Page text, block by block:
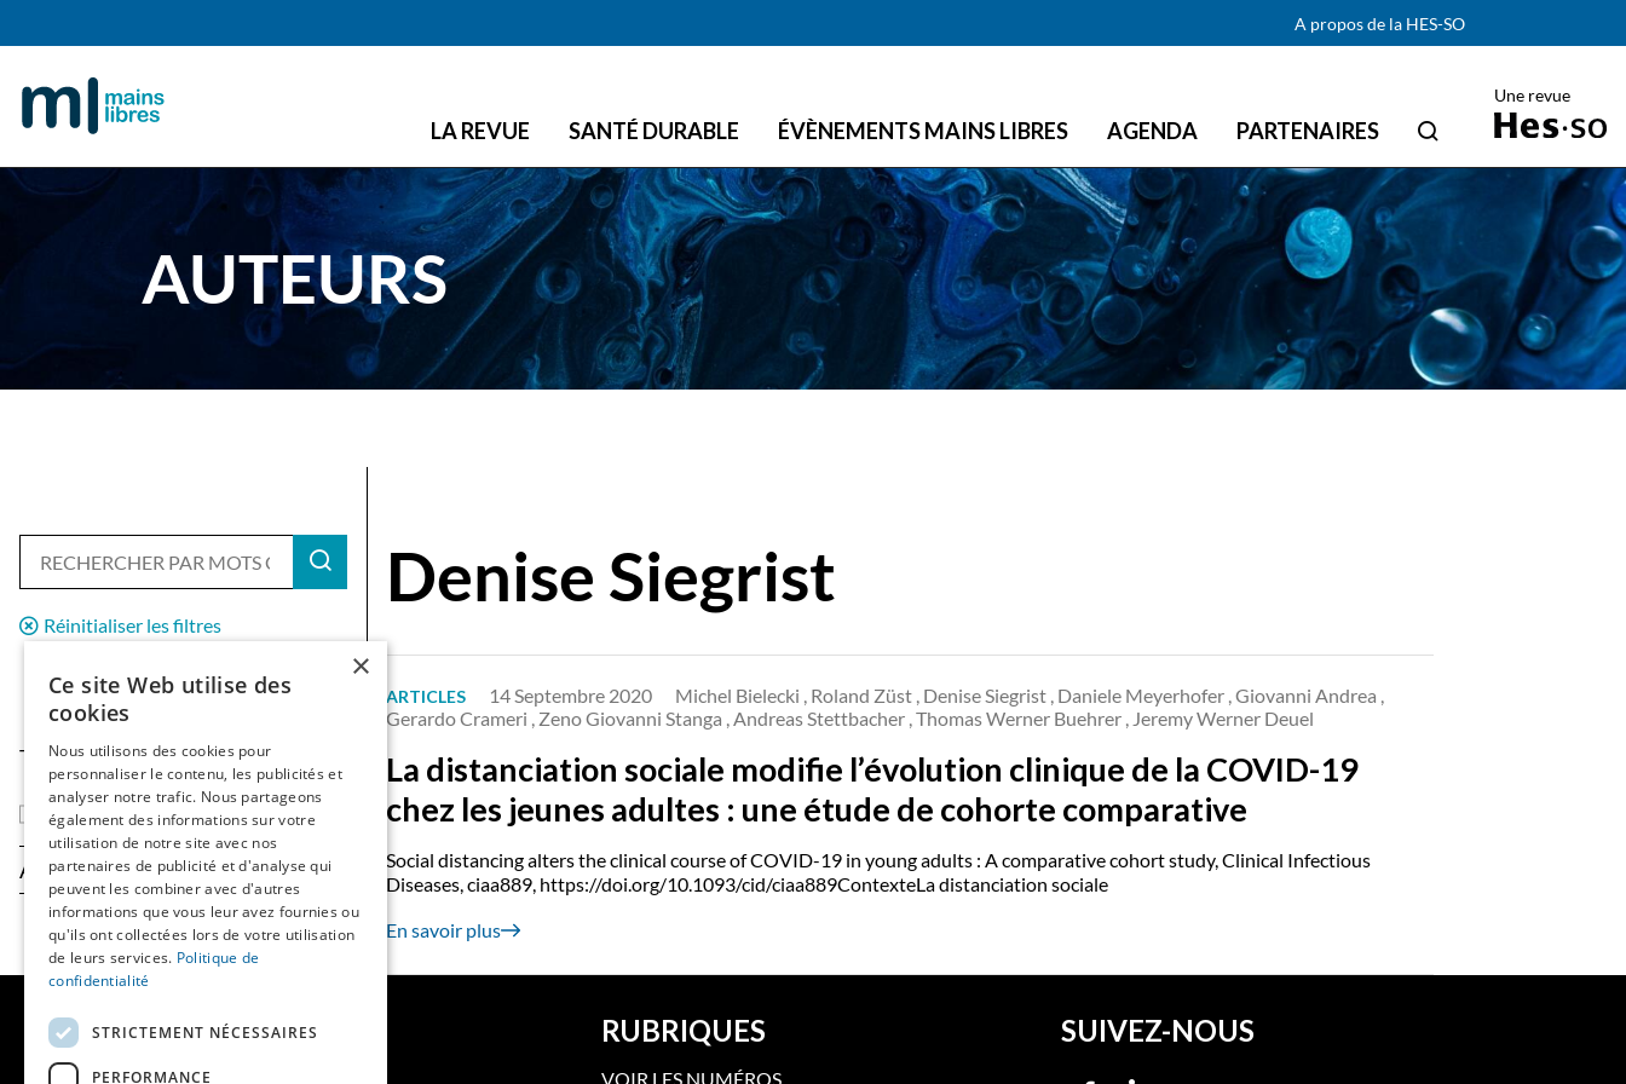
Skip to main content
A propos de la HES-SO
LA REVUE SANTÉ DURABLE ÉVÈNEMENTS MAINS LIBRES AGENDA PARTENAIRES
Une revue
AUTEURS
Réinitialiser les filtres
Type de contenu
Articles
Année
Denise Siegrist
ARTICLES 14 Septembre 2020
Michel Bielecki , Roland Züst , Denise Siegrist , Daniele Meyerhofer , Giovanni Andrea ,
Gerardo Crameri , Zeno Giovanni Stanga , Andreas Stettbacher , Thomas Werner Buehrer , Jeremy Werner Deuel
La distanciation sociale modifie l’évolution clinique de la COVID-19
chez les jeunes adultes : une étude de cohorte comparative
Social distancing alters the clinical course of COVID-19 in young adults : A comparative cohort study, Clinical Infectious
Diseases, ciaa889, https://doi.org/10.1093/cid/ciaa889ContexteLa distanciation sociale
En savoir plus
MAINS LIBRES
QUI SOMMES-NOUS
RUBRIQUES
VOIR LES NUMÉROS
SUIVEZ-NOUS
×
Ce site Web utilise des
cookies
Nous utilisons des cookies pour
personnaliser le contenu, les publicités et
analyser notre trafic. Nous partageons
également des informations sur votre
utilisation de notre site avec nos
partenaires de publicité et d'analyse qui
peuvent les combiner avec d'autres
informations que vous leur avez fournies ou
qu'ils ont collectées lors de votre utilisation
de leurs services. Politique de
confidentialité
STRICTEMENT NÉCESSAIRES
PERFORMANCE